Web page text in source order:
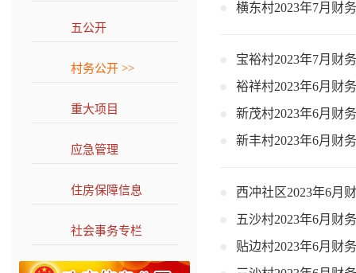
五公开
村务公开 >>
重大项目
应急管理
住房保障信息
社会事务专栏
横东村2023年7月财
宝裕村2023年7月财
裕祥村2023年6月财
新茂村2023年6月财
新丰村2023年6月财
西冲社区2023年6月
五沙村2023年6月财
贴边村2023年6月财